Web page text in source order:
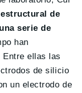
de
serie de
han
Entre ellas las
de silicio
un electrodo de